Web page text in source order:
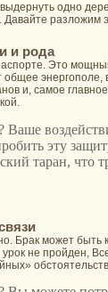
одно
разложим
и рода
Это
энергополе,
и, самое
Ваше
эту
таран, что
Брак может быть
не пройден,
обстоятельств.